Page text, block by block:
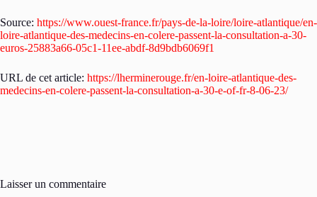
Source: https://www.ouest-france.fr/pays-de-la-loire/loire-atlantique/en-
loire-atlantique-des-medecins-en-colere-passent-la-consultation-a-30-
euros-25883a66-05c1-11ee-abdf-8d9bdb6069f1
URL de cet article: https://lherminerouge.fr/en-loire-atlantique-des-
medecins-en-colere-passent-la-consultation-a-30-e-of-fr-8-06-23/
Laisser un commentaire